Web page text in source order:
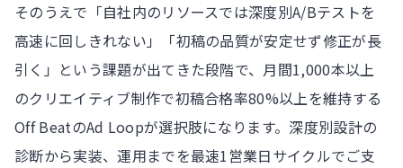
そのうえで「自社内のリソースでは深度別A/Bテストを
高速に回しきれない」「初稿の品質が安定せず修正が長
引く」という課題が出てきた段階で、月間1,000本以上
のクリエイティブ制作で初稿合格率80%以上を維持する
Off BeatのAd Loopが選択肢になります。深度別設計の
診断から実装、運用までを最速1営業日サイクルでご支